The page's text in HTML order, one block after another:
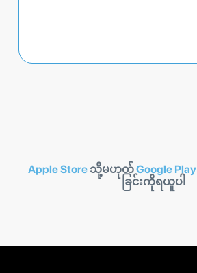
Apple Store သို့မဟုတ်Google Play
ခြင်းကိုရယူပါ